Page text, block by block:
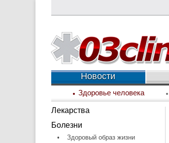
Новости
Здоровье человека
Лекарства
Болезни
•
Здоровый образ жизни